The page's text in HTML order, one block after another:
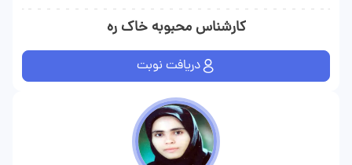
کارشناس محبوبه خاک ره
دریافت نوبت